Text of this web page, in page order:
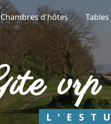
Chambres d'hôtes
gite